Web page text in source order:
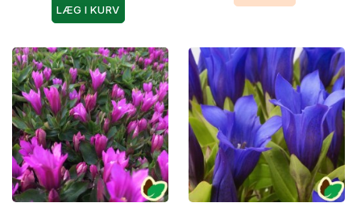
LÆG I KURV